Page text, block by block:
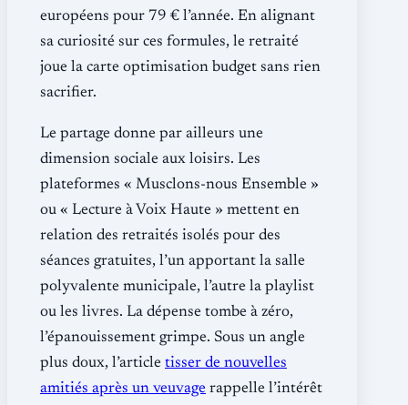
européens pour 79 € l’année. En alignant
sa curiosité sur ces formules, le retraité
joue la carte optimisation budget sans rien
sacrifier.
Le partage donne par ailleurs une
dimension sociale aux loisirs. Les
plateformes « Musclons-nous Ensemble »
ou « Lecture à Voix Haute » mettent en
relation des retraités isolés pour des
séances gratuites, l’un apportant la salle
polyvalente municipale, l’autre la playlist
ou les livres. La dépense tombe à zéro,
l’épanouissement grimpe. Sous un angle
plus doux, l’article tisser de nouvelles
amitiés après un veuvage rappelle l’intérêt